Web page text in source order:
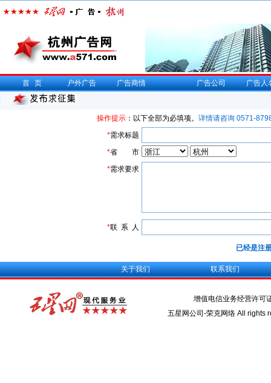
首页 户外广告 广告商情 广告公司 广告人
操作提示 ：以下全部为必填项。 详情请咨询 0571-
*需求标题
*省 市
*需求要求
*联 系 人
已经是注
关于我们 联系我们
增值电信业务经营许可
五星网公司-荣克网络 All